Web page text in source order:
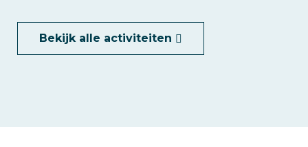
Bekijk alle activiteiten